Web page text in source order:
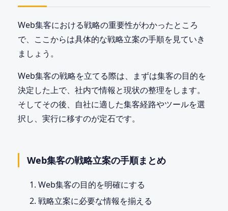
Web集客における戦略の重要性がわかったところ
で、ここからは具体的な戦略立案の手順を見ていき
ましょう。
Web集客の戦略を立てる際は、まずは集客の目的を
決定した上で、社内で情報と現状の整理をします。
そしてその後、自社に適した集客経路やツールを選
択し、実行に移すのが定石です。
Web集客の戦略立案の手順まとめ
Web集客の目的を明確にする
戦略立案に必要な情報を揃える